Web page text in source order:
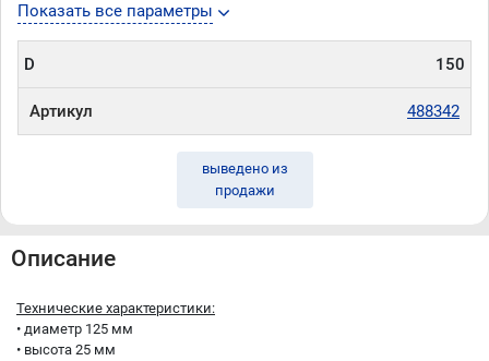
Показать все параметры
D 150
Артикул 488342
выведено из
продажи
Описание
Технические характеристики:
• диаметр 125 мм
• высота 25 мм